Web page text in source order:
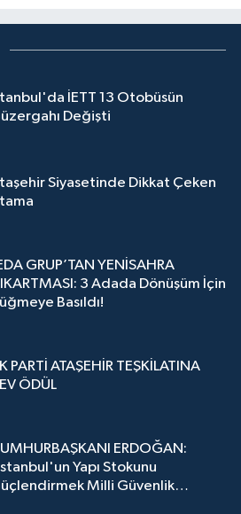
İETT 13 Otobüsün
Değişti
Siyasetinde Dikkat Çeken
GRUP’TAN YENİSAHRA
3 Adada Dönüşüm İçin
Basıldı!
PARTİ ATAŞEHİR TEŞKİLATINA
ÖDÜL
ERDOĞAN:
Yapı Stokunu
Milli Güvenlik